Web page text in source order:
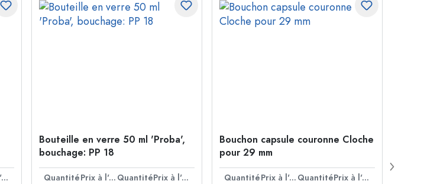
Prix à l'unité
Bouteille en verre 50 ml 'Proba',
bouchage: PP 18
Quantité Prix à l'unité Quantité
Prix à l'unité
Bouchon capsule couronne Cloche
pour 29 mm
Quantité Prix à l'unité Quantité
Prix à l'unité